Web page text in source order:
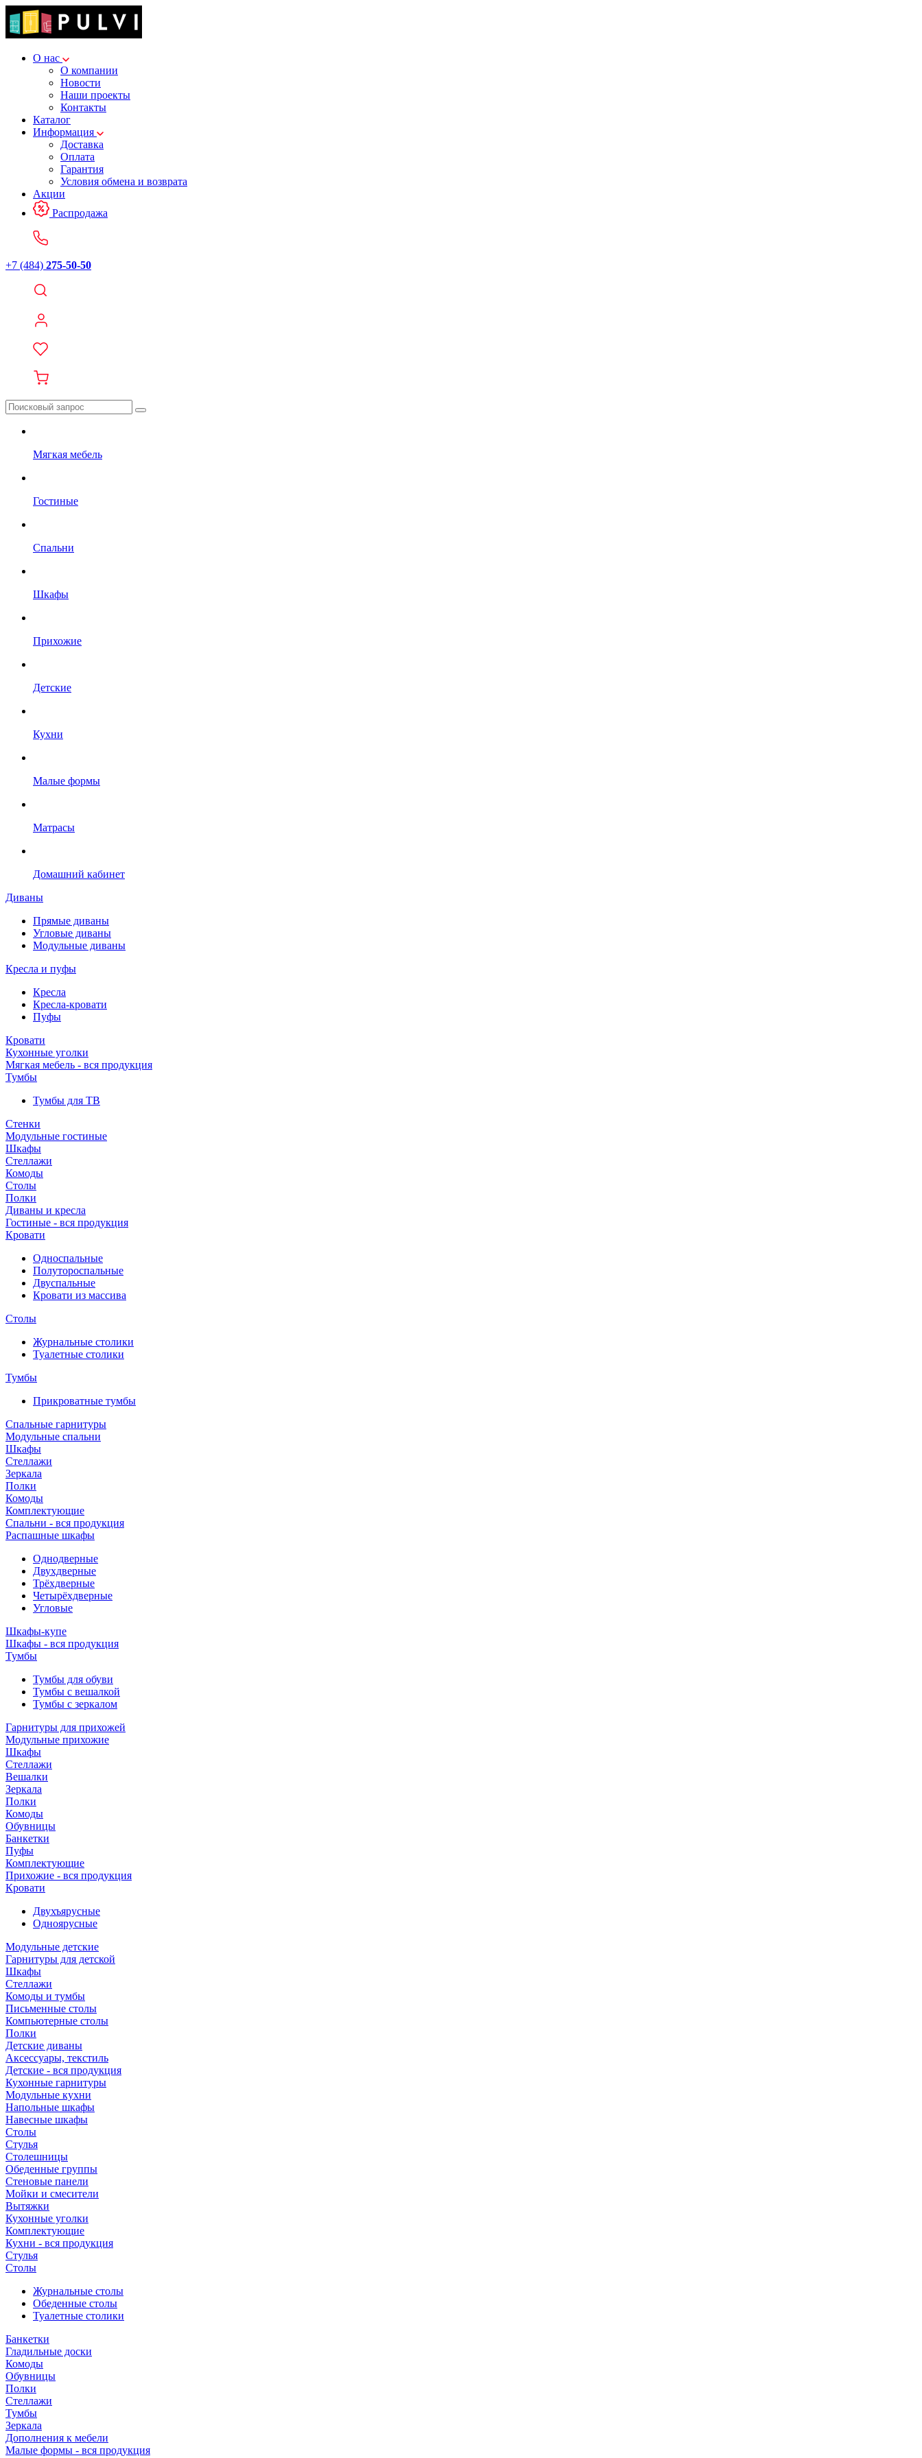
О нас
О компании
Новости
Наши проекты
Контакты
Каталог
Информация
Доставка
Оплата
Гарантия
Условия обмена и возврата
Акции
Распродажа
+7 (484) 275-50-50
Мягкая мебель
Гостиные
Спальни
Шкафы
Прихожие
Детские
Кухни
Малые формы
Матрасы
Домашний кабинет
Диваны
Прямые диваны
Угловые диваны
Модульные диваны
Кресла и пуфы
Кресла
Кресла-кровати
Пуфы
Кровати
Кухонные уголки
Мягкая мебель - вся продукция
Тумбы
Тумбы для ТВ
Стенки
Модульные гостиные
Шкафы
Стеллажи
Комоды
Столы
Полки
Диваны и кресла
Гостиные - вся продукция
Кровати
Односпальные
Полутороспальные
Двуспальные
Кровати из массива
Столы
Журнальные столики
Туалетные столики
Тумбы
Прикроватные тумбы
Спальные гарнитуры
Модульные спальни
Шкафы
Стеллажи
Зеркала
Полки
Комоды
Комплектующие
Спальни - вся продукция
Распашные шкафы
Однодверные
Двухдверные
Трёхдверные
Четырёхдверные
Угловые
Шкафы-купе
Шкафы - вся продукция
Тумбы
Тумбы для обуви
Тумбы с вешалкой
Тумбы с зеркалом
Гарнитуры для прихожей
Модульные прихожие
Шкафы
Стеллажи
Вешалки
Зеркала
Полки
Комоды
Обувницы
Банкетки
Пуфы
Комплектующие
Прихожие - вся продукция
Кровати
Двухъярусные
Одноярусные
Модульные детские
Гарнитуры для детской
Шкафы
Стеллажи
Комоды и тумбы
Письменные столы
Компьютерные столы
Полки
Детские диваны
Аксессуары, текстиль
Детские - вся продукция
Кухонные гарнитуры
Модульные кухни
Напольные шкафы
Навесные шкафы
Столы
Стулья
Столешницы
Обеденные группы
Стеновые панели
Мойки и смесители
Вытяжки
Кухонные уголки
Комплектующие
Кухни - вся продукция
Стулья
Столы
Журнальные столы
Обеденные столы
Туалетные столики
Банкетки
Гладильные доски
Комоды
Обувницы
Полки
Стеллажи
Тумбы
Зеркала
Дополнения к мебели
Малые формы - вся продукция